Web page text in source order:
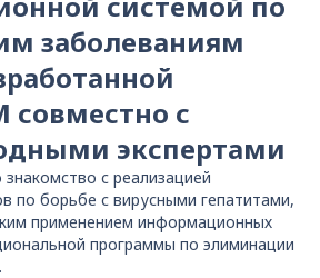
заболеваниям
совместно с
экспертами
с реализацией
по борьбе с вирусными гепатитами,
применением информационных
программы по элиминации